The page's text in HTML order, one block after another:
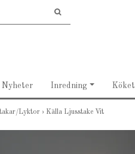
Nyheter Inredning Köket
Lyktor › Källa Ljusstake Vit